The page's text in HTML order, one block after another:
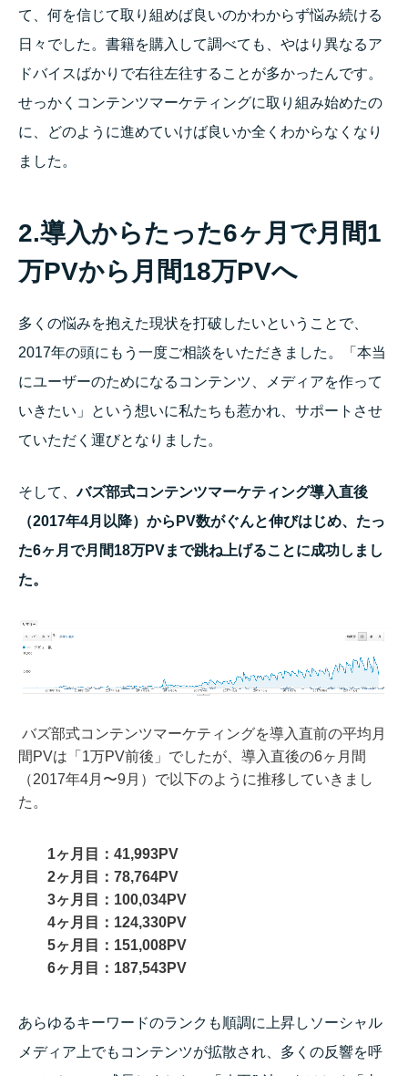
て、何を信じて取り組めば良いのかわからず悩み続ける
日々でした。書籍を購入して調べても、やはり異なるア
ドバイスばかりで右往左往することが多かったんです。
せっかくコンテンツマーケティングに取り組み始めたの
に、どのように進めていけば良いか全くわからなくなり
ました。
2.導入からたった6ヶ月で月間1
万PVから月間18万PVへ
多くの悩みを抱えた現状を打破したいということで、
2017年の頭にもう一度ご相談をいただきました。「本当
にユーザーのためになるコンテンツ、メディアを作って
いきたい」という想いに私たちも惹かれ、サポートさせ
ていただく運びとなりました。
そして、バズ部式コンテンツマーケティング導入直後
（2017年4月以降）からPV数がぐんと伸びはじめ、たっ
た6ヶ月で月間18万PVまで跳ね上げることに成功しまし
た。
バズ部式コンテンツマーケティングを導入直前の平均月
間PVは「1万PV前後」でしたが、導入直後の6ヶ月間
（2017年4月〜9月）で以下のように推移していきまし
た。
1ヶ月目：41,993PV
2ヶ月目：78,764PV
3ヶ月目：100,034PV
4ヶ月目：124,330PV
5ヶ月目：151,008PV
6ヶ月目：187,543PV
あらゆるキーワードのランクも順調に上昇しソーシャル
メディア上でもコンテンツが拡散され、多くの反響を呼